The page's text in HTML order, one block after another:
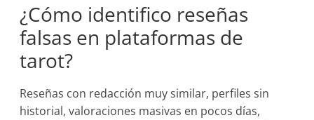
¿Cómo identifico reseñas
falsas en plataformas de
tarot?
Reseñas con redacción muy similar, perfiles sin
historial, valoraciones masivas en pocos días,